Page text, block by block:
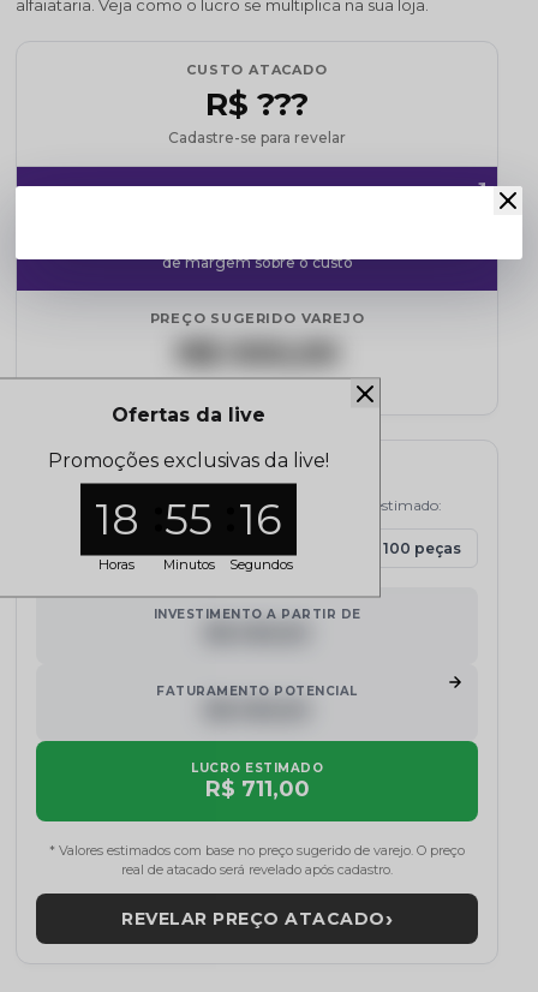
alfaiataria. Veja como o lucro se multiplica na sua loja.
CUSTO ATACADO
R$ ???
Cadastre-se para revelar
de margem sobre o custo
PREÇO SUGERIDO VAREJO
R$ 000,00
Simulador de Lucro
Selecione a quantidade e veja o potencial de lucro estimado:
100 peças
INVESTIMENTO A PARTIR DE
FATURAMENTO POTENCIAL
LUCRO ESTIMADO
R$ 711,00
* Valores estimados com base no preço sugerido de varejo. O preço
real de atacado será revelado após cadastro.
REVELAR PREÇO ATACADO›
Ofertas da live
Promoções exclusivas da live!
18
Horas
55
Minutos
15
Segundos